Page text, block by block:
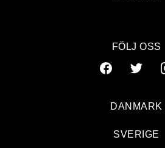
FÖLJ OSS
DANMARK
SVERIGE